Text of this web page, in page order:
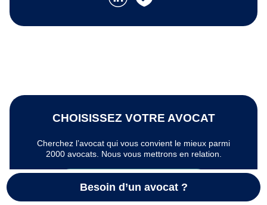
CHOISISSEZ VOTRE AVOCAT
Cherchez l’avocat qui vous convient le mieux parmi
2000 avocats. Nous vous mettrons en relation.
Contacter un avocat
Besoin d’un avocat ?